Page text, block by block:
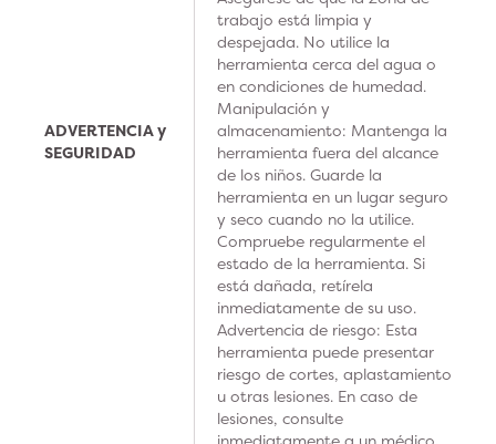
ADVERTENCIA y
SEGURIDAD
trabajo está limpia y
despejada. No utilice la
herramienta cerca del agua o
en condiciones de humedad.
Manipulación y
almacenamiento: Mantenga la
herramienta fuera del alcance
de los niños. Guarde la
herramienta en un lugar seguro
y seco cuando no la utilice.
Compruebe regularmente el
estado de la herramienta. Si
está dañada, retírela
inmediatamente de su uso.
Advertencia de riesgo: Esta
herramienta puede presentar
riesgo de cortes, aplastamiento
u otras lesiones. En caso de
lesiones, consulte